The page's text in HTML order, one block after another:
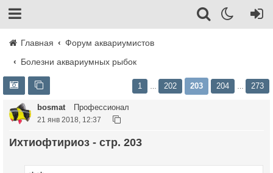
Главная
Форум аквариумистов
Болезни аквариумных рыбок
1 202 203 204 273
bosmat Профессионал
21 янв 2018, 12:37
Ихтиофтириоз - стр. 203